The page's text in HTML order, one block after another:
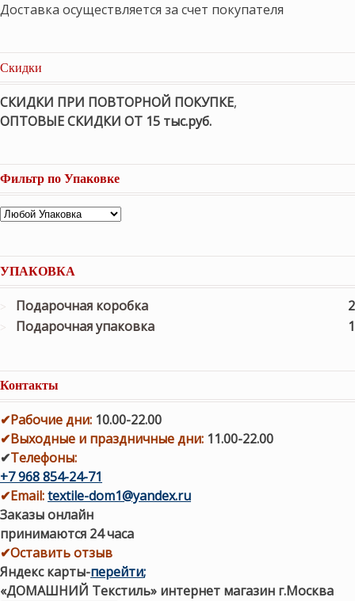
Доставка осуществляется за счет покупателя
Скидки
СКИДКИ ПРИ ПОВТОРНОЙ ПОКУПКЕ,
ОПТОВЫЕ СКИДКИ ОТ 15 тыс.руб.
Фильтр по Упаковке
УПАКОВКА
Подарочная коробка
2
Подарочная упаковка
1
Контакты
✔Рабочие дни: 10.00-22.00
✔Выходные и праздничные дни: 11.00-22.00
✔Телефоны:
+7 968 854-24-71
✔Email:textile-dom1@yandex.ru
Заказы онлайн
принимаются 24 часа
✔Оставить отзыв
Яндекс карты-перейти;
«ДОМАШНИЙ Текстиль» интернет магазин г.Москва